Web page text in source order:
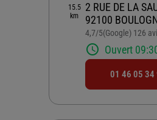
15.5
km
2 RUE DE LA
92100
4,7/5Note de 4.7 sur 5
(Google) 126
Ouvert
01 46 05 34